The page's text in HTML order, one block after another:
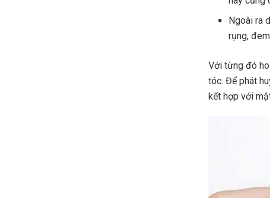
Ngoài ra
rụng,
Với từng đó
tóc. Để phát
kết hợp với